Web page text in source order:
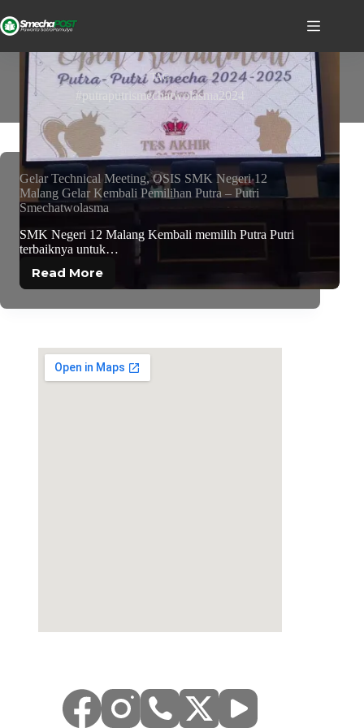
TAG
#putraputrismechatwolasma2024
Gelar Technical Meeting, OSIS SMK Negeri 12
Malang Gelar Kembali Pemilihan Putra – Putri
Smechatwolasma
SMK Negeri 12 Malang Kembali memilih Putra Putri
terbaiknya untuk…
Read More